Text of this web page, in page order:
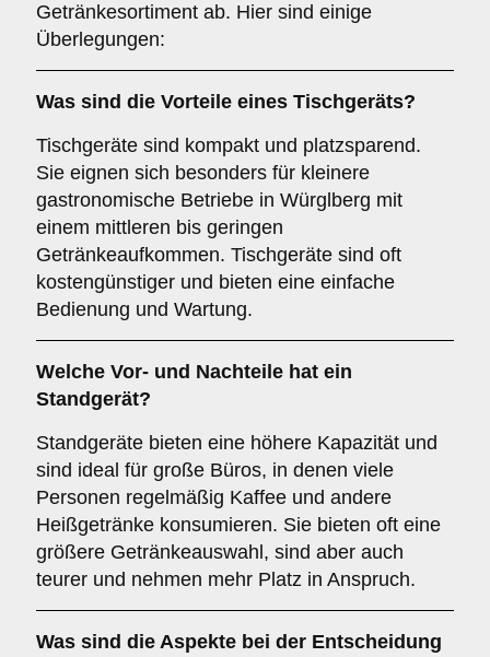
Getränkesortiment ab. Hier sind einige
Überlegungen:
Was sind die Vorteile eines Tischgeräts?
Tischgeräte sind kompakt und platzsparend.
Sie eignen sich besonders für kleinere
gastronomische Betriebe in Würglberg mit
einem mittleren bis geringen
Getränkeaufkommen. Tischgeräte sind oft
kostengünstiger und bieten eine einfache
Bedienung und Wartung.
Welche Vor- und Nachteile hat ein
Standgerät?
Standgeräte bieten eine höhere Kapazität und
sind ideal für große Büros, in denen viele
Personen regelmäßig Kaffee und andere
Heißgetränke konsumieren. Sie bieten oft eine
größere Getränkeauswahl, sind aber auch
teurer und nehmen mehr Platz in Anspruch.
Was sind die Aspekte bei der Entscheidung